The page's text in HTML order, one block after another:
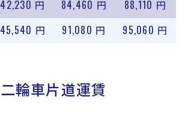
42,230 円 84,460 円 88,110 円
45,540 円 91,080 円 95,060 円
二輪車片道運賃